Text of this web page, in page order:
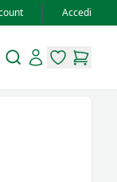
Accedi
SearchAccount
items in
items